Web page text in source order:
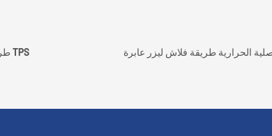
طريقة اختبار التوصيل الحراري TPS الحرارية طريقة فلاش ليزر عابرة